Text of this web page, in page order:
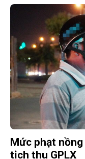
Mức phạt
tịch thu GPLX